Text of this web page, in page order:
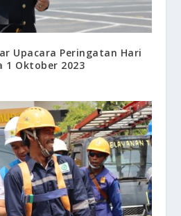
Upacara Peringatan Hari
1 Oktober 2023